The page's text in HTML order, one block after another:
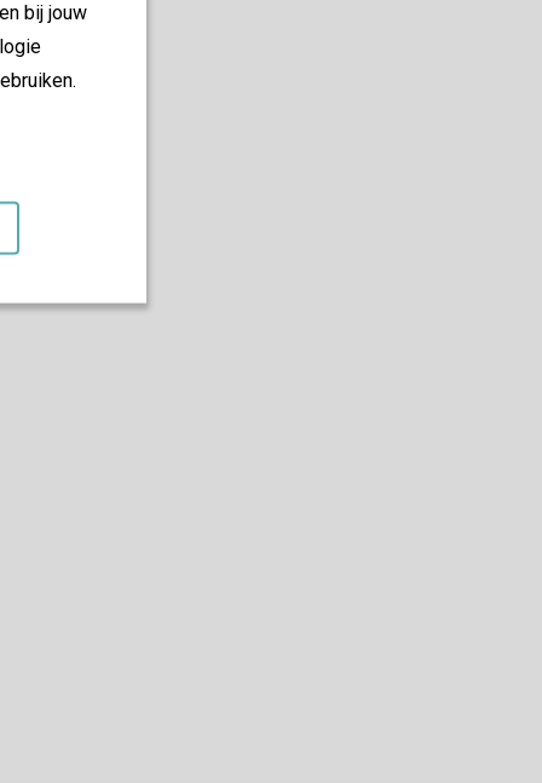
bij jouw